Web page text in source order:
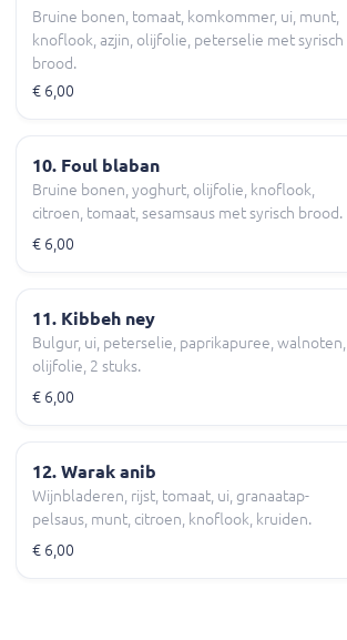
Bruine bonen, tomaat, komkommer, ui, munt,
knoflook, azjin, olijfolie, peterselie met syrisch
brood.
€ 6,00
10. Foul blaban
Bruine bonen, yoghurt, olijfolie, knoflook,
citroen, tomaat, sesamsaus met syrisch brood.
€ 6,00
11. Kibbeh ney
Bulgur, ui, peterselie, paprikapuree, walnoten,
olijfolie, 2 stuks.
€ 6,00
12. Warak anib
Wijnbladeren, rijst, tomaat, ui, granaatap-
pelsaus, munt, citroen, knoflook, kruiden.
€ 6,00